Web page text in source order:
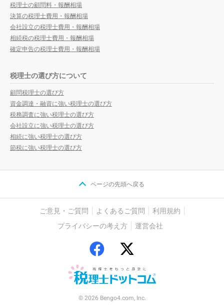
税理士の顧問料・報酬相場
決算の税理士費用・報酬相場
会社設立の税理士費用・報酬相場
相続税の税理士費用・報酬相場
確定申告の税理士費用・報酬相場
税理士の選び方について
顧問税理士の選び方
資金調達・融資に強い税理士の選び方
税務調査に強い税理士の選び方
会社設立に強い税理士の選び方
相続に強い税理士の選び方
節税に強い税理士の選び方
ページの先頭へ戻る
ご意見・ご質問 よくあるご質問
利用規約
プライバシーの考え方
運営会社
© 2026 Bengo4.com, Inc.